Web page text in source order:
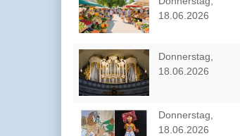
18.06.2026
Donnerstag,
18.06.2026
Donnerstag,
18.06.2026